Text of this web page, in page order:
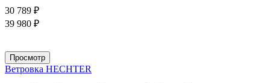
30 789 ₽
39 980 ₽
Просмотр
Ветровка HECHTER